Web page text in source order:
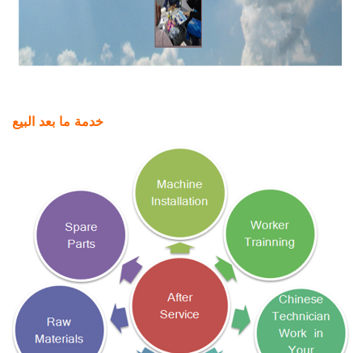
خدمة ما بعد البيع